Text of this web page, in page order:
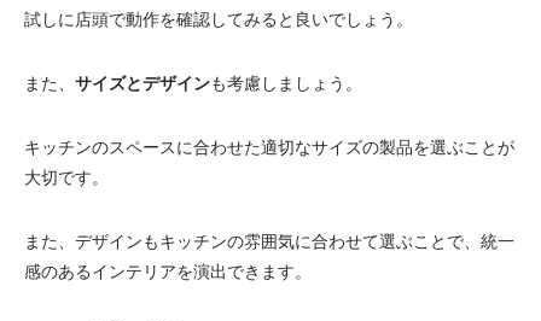
試しに店頭で動作を確認してみると良いでしょう。
また、 サイズとデザインも考慮しましょう。
キッチンのスペースに合わせた適切なサイズの製品を選ぶことが
大切です。
また、デザインもキッチンの雰囲気に合わせて選ぶことで、統一
感のあるインテリアを演出できます。